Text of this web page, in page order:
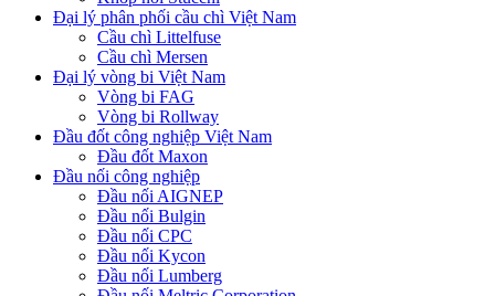
Đại lý phân phối cầu chì Việt Nam
Cầu chì Littelfuse
Cầu chì Mersen
Đại lý vòng bi Việt Nam
Vòng bi FAG
Vòng bi Rollway
Đầu đốt công nghiệp Việt Nam
Đầu đốt Maxon
Đầu nối công nghiệp
Đầu nối AIGNEP
Đầu nối Bulgin
Đầu nối CPC
Đầu nối Kycon
Đầu nối Lumberg